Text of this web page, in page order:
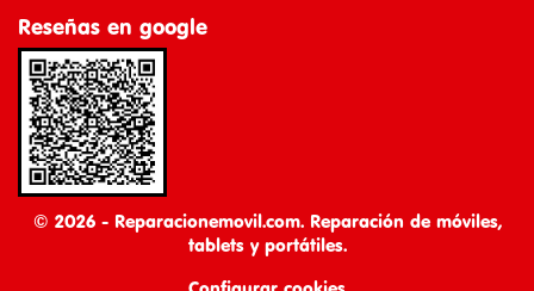
Reseñas en google
© 2026 - Reparacionemovil.com. Reparación de móviles,
tablets y portátiles.